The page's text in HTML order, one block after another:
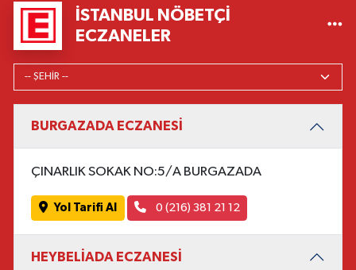
İSTANBUL NÖBETÇI
ECZANELER
BURGAZADA ECZANESİ
ÇINARLIK SOKAK NO:5/A BURGAZADA
Yol Tarifi Al 0 (216) 381 21 12
HEYBELİADA ECZANESİ